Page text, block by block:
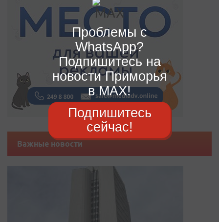
Важные новости
Проблемы с
WhatsApp?
Подпишитесь на
новости Приморья
в MAX!
Подпишитесь
сейчас!